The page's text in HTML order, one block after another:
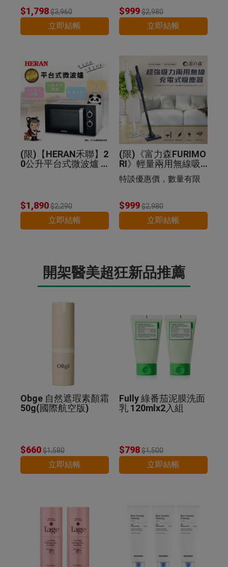
$1,798$3,960
立即結帳
$999$2,980
立即結帳
(限)【HERAN禾聯】2
0公升平台式微波爐 2
$1,890$2,290
立即結帳
(限)《富力森FURIMO
RI》輕量兩用無線吸
塵器
特談優惠價，數量有限
$999$2,980
立即結帳
開架醫美超狂新品推薦
Obge 自然遮瑕素顏霜
50g(國際航空版)
$660$1,580
立即結帳
Fully 綠番茄泥膜洗面
乳 120mlx2入組
$798$1,500
立即結帳